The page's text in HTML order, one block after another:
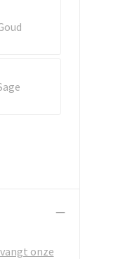
onze